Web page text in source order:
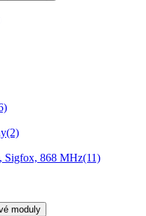
(2)
Sigfox, 868 MHz(11)
moduly